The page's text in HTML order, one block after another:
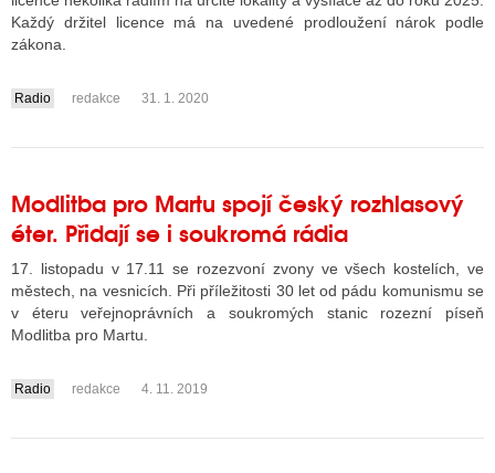
TELEVIZÍ
INTERNET
RÁDIA
STRÁNKY RÁDIÍ
Každý držitel licence má na uvedené prodloužení nárok podle
zákona.
....
Radio redakce 31. 1. 2020
Modlitba pro Martu spojí český rozhlasový
éter. Přidají se i soukromá rádia
17. listopadu v 17.11 se rozezvoní zvony ve všech kostelích, ve
městech, na vesnicích. Při příležitosti 30 let od pádu komunismu se
v éteru veřejnoprávních a soukromých stanic rozezní píseň
Modlitba pro Martu.
....
Radio redakce 4. 11. 2019